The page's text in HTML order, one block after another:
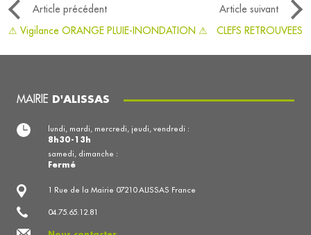
Article précédent
Article suivant
⚠ Vigilance ORANGE PLUIE-INONDATION ⚠
CLEFS RETROUVEES
MAIRIE D'ALISSAS
1 Rue de la Mairie 07210 ALISSAS France
04.75.65.12.81
lundi, mardi, mercredi, jeudi, vendredi :
8h30-13h
samedi, dimanche :
Fermé